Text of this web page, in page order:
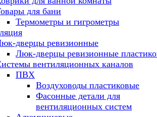
для бани
Термометры и гигрометры
дверцы ревизионные
Люк-дверцы ревизионные
вентиляционных каналов
ПВХ
Воздуховоды пластиковые
Фасонные детали для
вентиляционных систем